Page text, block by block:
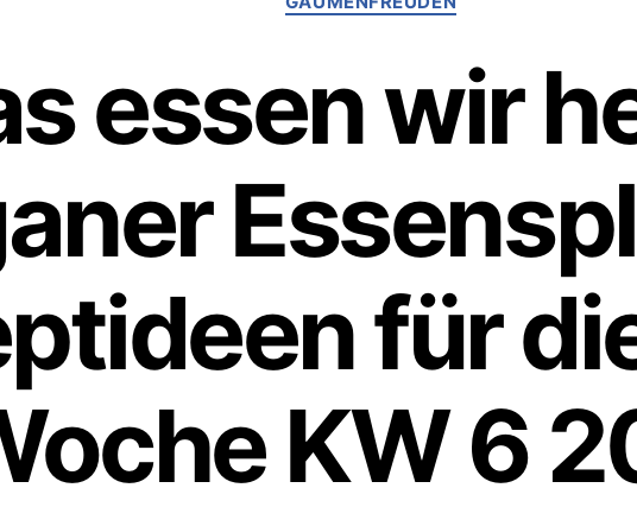
essen wir
für
KW 6